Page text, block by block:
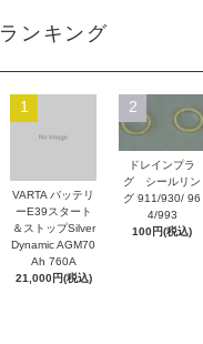
ランキング
1
VARTA バッテリ
ーE39スタート
＆ストップSilver
Dynamic AGM70
Ah 760A
21,000円(税込)
2
ドレインプラ
グ シールリン
グ 911/930/ 96
4/993
100円(税込)